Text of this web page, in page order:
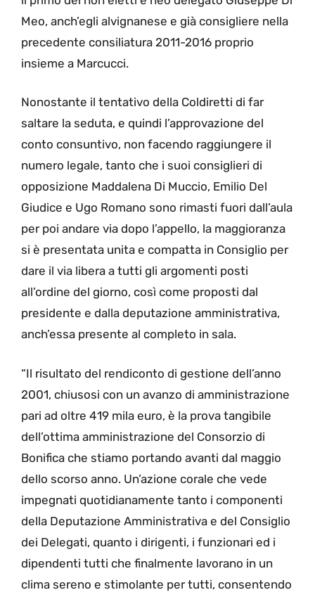
Meo, anch’egli alvignanese e già consigliere nella
precedente consiliatura 2011-2016 proprio
insieme a Marcucci.
Nonostante il tentativo della Coldiretti di far
saltare la seduta, e quindi l’approvazione del
conto consuntivo, non facendo raggiungere il
numero legale, tanto che i suoi consiglieri di
opposizione Maddalena Di Muccio, Emilio Del
Giudice e Ugo Romano sono rimasti fuori dall’aula
per poi andare via dopo l’appello, la maggioranza
si è presentata unita e compatta in Consiglio per
dare il via libera a tutti gli argomenti posti
all’ordine del giorno, così come proposti dal
presidente e dalla deputazione amministrativa,
anch’essa presente al completo in sala.
“Il risultato del rendiconto di gestione dell’anno
2001, chiusosi con un avanzo di amministrazione
pari ad oltre 419 mila euro, è la prova tangibile
dell’ottima amministrazione del Consorzio di
Bonifica che stiamo portando avanti dal maggio
dello scorso anno. Un’azione corale che vede
impegnati quotidianamente tanto i componenti
della Deputazione Amministrativa e del Consiglio
dei Delegati, quanto i dirigenti, i funzionari ed i
dipendenti tutti che finalmente lavorano in un
clima sereno e stimolante per tutti, consentendo